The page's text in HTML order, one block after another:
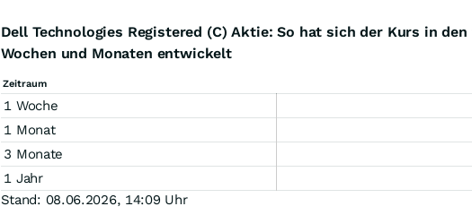
Dell Technologies Registered (C) Aktie: So hat sich der Kurs in den
Wochen und Monaten entwickelt
Zeitraum
1 Woche
1 Monat
3 Monate
1 Jahr
Stand: 08.06.2026, 14:09 Uhr